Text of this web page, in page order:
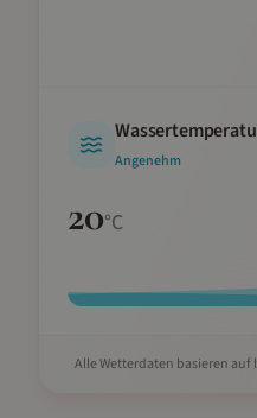
Angenehm
20°C
Alle Wetterdaten basieren